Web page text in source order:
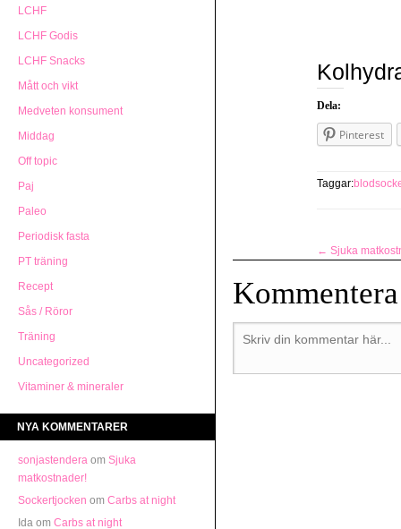
LCHF
LCHF Godis
LCHF Snacks
Mått och vikt
Medveten konsument
Middag
Off topic
Paj
Paleo
Periodisk fasta
PT träning
Recept
Sås / Röror
Träning
Uncategorized
Vitaminer & mineraler
NYA KOMMENTARER
sonjastendera om Sjuka
matkostnader!
Sockertjocken om Carbs at night
Ida om Carbs at night
Dela:
Pinterest
Taggar:
← Sjuka
Kommentera